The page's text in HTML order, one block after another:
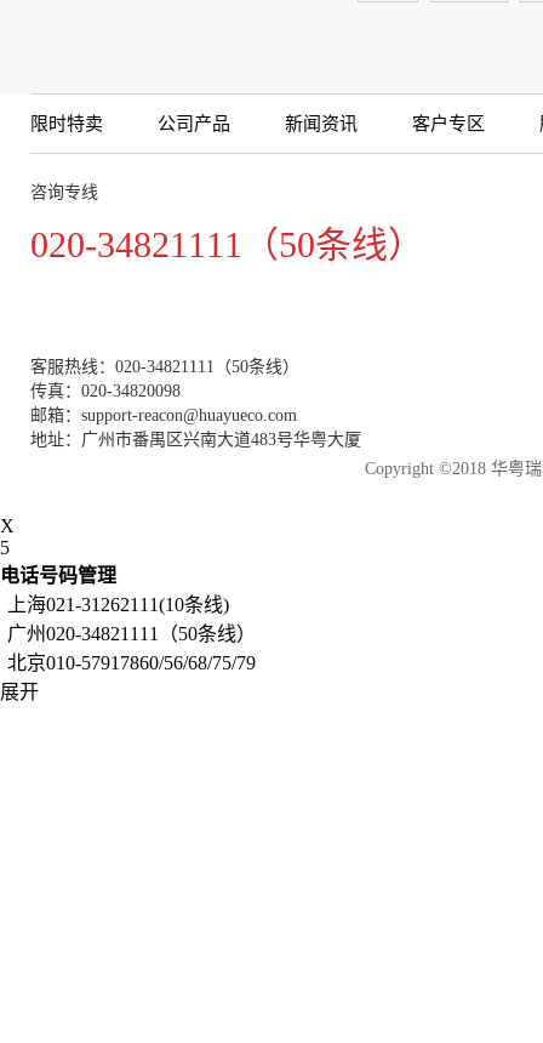
限时特卖 公司产品 新闻资讯 客户专区
咨询专线
020-34821111（50条线）
客服热线：020-34821111（50条线）
传真：020-34820098
邮箱：support-reacon@huayueco.com
地址：广州市番禺区兴南大道483号华粤大厦
Copyright ©2018 华粤
X
5
电话号码管理
上海021-31262111(10条线)
广州020-34821111（50条线）
北京010-57917860/56/68/75/79
展开